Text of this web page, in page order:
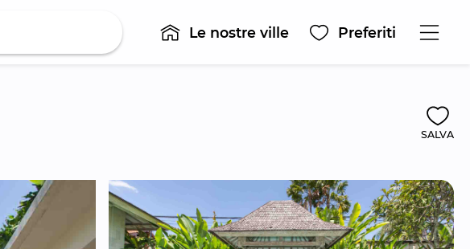
Le nostre ville Preferiti
SALVA